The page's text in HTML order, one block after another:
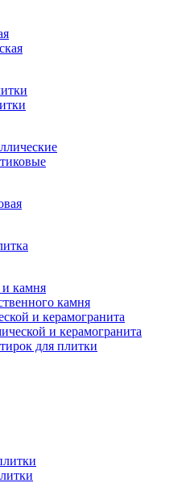
и камня
камня
и керамогранита
и керамогранита
для плитки